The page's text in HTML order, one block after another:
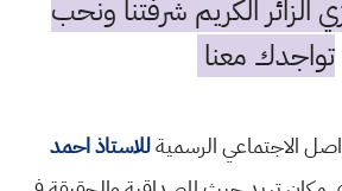
الكريم شرفتنا ونحب
تواجدك معنا
الاجتماعي الرسميةللاستاذ احمد